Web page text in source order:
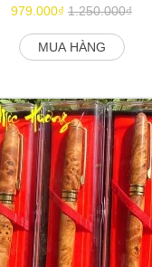
979.000₫ 1.250.000₫
MUA HÀNG